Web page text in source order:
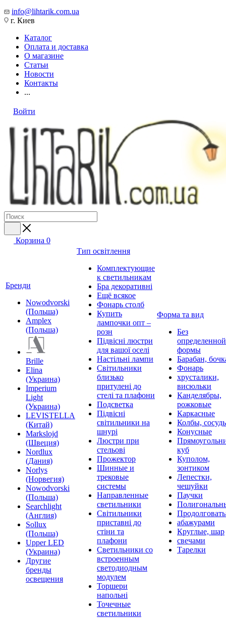
info@lihtarik.com.ua
г. Киев
Каталог
Оплата и доставка
О магазине
Статьи
Новости
Контакты
...
Войти
Корзина 0
Бренди
Nowodvorski
(Польша)
Amplex
(Польша)
Brille
Elina
(Украина)
Imperium
Light
(Украина)
LEVISTELLA
(Китай)
Markslojd
(Швеция)
Nordlux
(Дания)
Norlys
(Норвегия)
Nowodvorski
(Польша)
Searchlight
(Англия)
Sollux
(Польша)
Upper LED
(Украина)
Другие
бренды
освещения
Тип освітлення
Комплектующие
к светильникам
Бра декоративні
Ещё всякое
Фонарь столб
Купить
лампочки опт –
розн
Підвісні люстри
для вашої оселі
Настільні лампи
Світильники
близько
притулені до
стелі та плафони
Подсветка
Підвісні
світильники на
шнурі
Люстри при
стельові
Прожектор
Шинные и
трековые
системы
Направленные
светильники
Світильники
приставні до
стіни та
плафони
Светильники со
встроенным
светодиодным
модулем
Торшери
напольні
Точечные
светильники
Форма та вид
Без
определенной
формы
Барабан,
Фонарь
хрусталики,
висюльки
Канделябры,
рожковые
Каркасные
Колбы,
Конусные
куб
Куполом,
зонтиком
Лепестки,
чешуйки
Паучки
абажурами
Круглые, шар
свечами
Тарелки